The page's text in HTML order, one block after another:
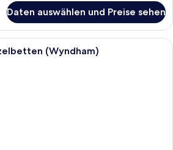
Daten auswählen und Preise sehen
Ein Hotelzimmer mit zwei Betten,
(Wyndham)